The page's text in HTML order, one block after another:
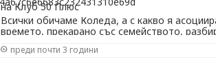
на Клуб 50 Плюс
Всички обичаме Коледа, а с какво я
времето, прекарано със семейството,
близки и роднини. Освен вкусното хапване
преди почти 3 години